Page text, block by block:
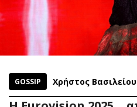
GOSSIP Χρήστος Βασιλείου